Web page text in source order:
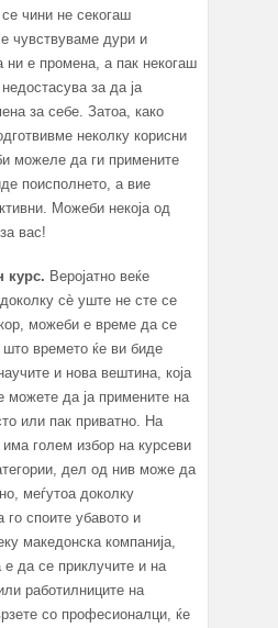
чини не секогаш
чувствуваме дури и
ни е промена, а пак некогаш
за да ја
за себе. Затоа, како
неколку корисни
можеле да ги примените
поисполнето, а вие
Можеби некоја од
вас!
курс. Веројатно веќе
сѐ уште не сте се
можеби е време да се
времето ќе ви биде
и нова вештина, која
можете да ја примените на
или пак приватно. На
има голем избор на курсеви
дел од нив може да
меѓутоа доколку
го споите убавото и
македонска компанија,
да се приклучите и на
работилниците на
со професионалци, ќе